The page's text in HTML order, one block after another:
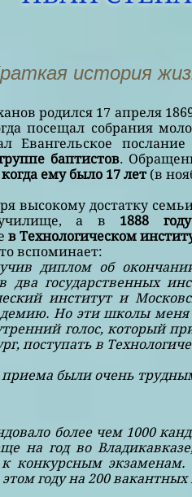
история
родился 17 апреля 1869
посещал собрания
Евангельское
баптистов.
когда ему было 17 лет (в
высокому достатку
училище, а в 1888
в Технологическом
вспоминает:
диплом об
два государственных
институт и
Но эти школы меня
голос, который
поступать в
были очень
более чем 1000
на год во
к конкурсным экзаменам.
этом году на 200